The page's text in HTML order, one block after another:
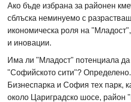
Ако бъде избрана за районен
сблъска неминуемо с
икономическа роля на
и иновации.
Има ли "Младост" потенциала
"Софийското сити"?
Бизнеспарка и София тех парк,
около Цариградско шосе, район